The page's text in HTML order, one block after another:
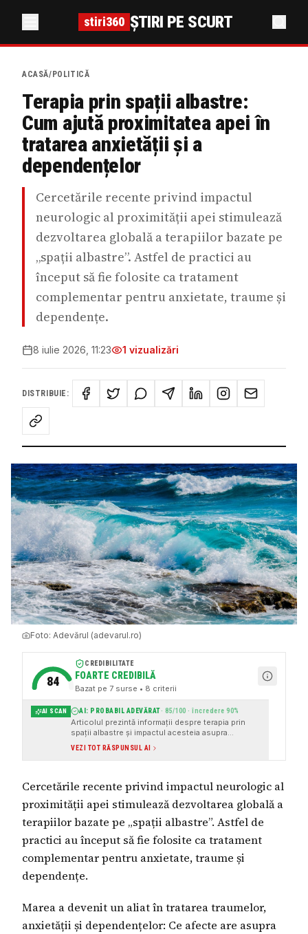
stiri360 ȘTIRI PE SCURT
ACASĂ/ POLITICĂ
Terapia prin spații albastre:
Cum ajută proximitatea apei în
tratarea anxietății și a
dependențelor
Cercetările recente privind impactul
neurologic al proximității apei stimulează
dezvoltarea globală a terapiilor bazate pe
„spații albastre”. Astfel de practici au
început să fie folosite ca tratament
complementar pentru anxietate, traume și
dependențe.
8 iulie 2026, 11:23 1 vizualizări
DISTRIBUIE:
Foto: Adevărul (adevarul.ro)
84
CREDIBILITATE
FOARTE CREDIBILĂ
Bazat pe 7 surse • 8 criterii
AI SCAN AI: PROBABIL ADEVĂRAT· 85/100 · încredere90%
Articolul prezintă informații despre terapia prin
spații albastre și impactul acesteia asupra
sănătății mintale, cu surse instituționale și citate
atribuite clar. Nu există red flags majore, iar tonul
este neutru și jurnalistic.
VEZI TOT RĂSPUNSUL AI
Cercetările recente privind impactul neurologic al
proximității apei stimulează dezvoltarea globală a
terapiilor bazate pe „spații albastre”. Astfel de
practici au început să fie folosite ca tratament
complementar pentru anxietate, traume și
dependențe.
Marea a devenit un aliat în tratarea traumelor,
anxietății și dependențelor: Ce afecte are asupra